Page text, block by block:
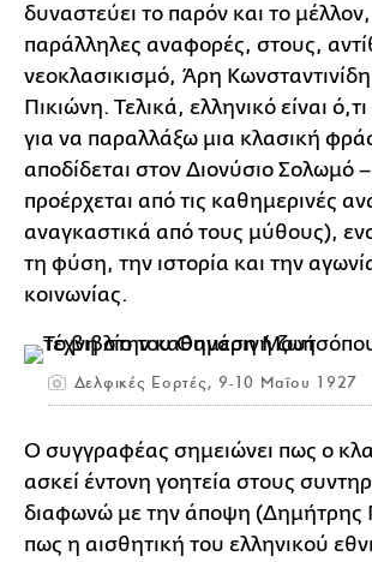
δυναστεύει το παρόν και το
παράλληλες αναφορές, στους,
νεοκλασικισμό, Άρη
Πικιώνη. Τελικά, ελληνικό είναι
για να παραλλάξω μια κλασική
αποδίδεται στον Διονύσιο Σολωμό
προέρχεται από τις καθημερινές
αναγκαστικά από τους μύθους),
τη φύση, την ιστορία και την
κοινωνίας.
Δελφικές Εορτές, 9-10 Μαΐου 1927
Ο συγγραφέας σημειώνει πως ο
ασκεί έντονη γοητεία στους
διαφωνώ με την άποψη (Δημήτρης
πως η αισθητική του ελληνικού